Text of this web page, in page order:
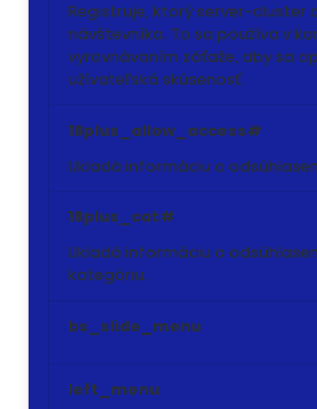
Registruje, ktorý server-cluster
návštevníka. To sa používa v
vyrovnávaním záťaže, aby sa
užívateľská skúsenosť.
18plus_allow_access#
Ukladá informáciu o
18plus_cat#
Ukladá informáciu o
kategóriu.
bs_slide_menu
left_menu